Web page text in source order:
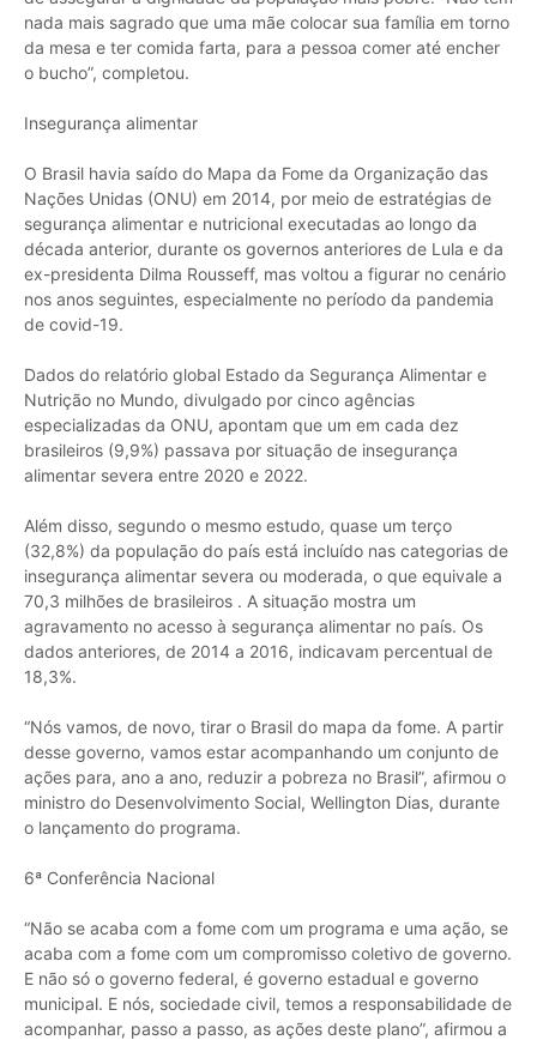
nada mais sagrado que uma mãe colocar sua família em torno
da mesa e ter comida farta, para a pessoa comer até encher
o bucho”, completou.
Insegurança alimentar
O Brasil havia saído do Mapa da Fome da Organização das
Nações Unidas (ONU) em 2014, por meio de estratégias de
segurança alimentar e nutricional executadas ao longo da
década anterior, durante os governos anteriores de Lula e da
ex-presidenta Dilma Rousseff, mas voltou a figurar no cenário
nos anos seguintes, especialmente no período da pandemia
de covid-19.
Dados do relatório global Estado da Segurança Alimentar e
Nutrição no Mundo, divulgado por cinco agências
especializadas da ONU, apontam que um em cada dez
brasileiros (9,9%) passava por situação de insegurança
alimentar severa entre 2020 e 2022.
Além disso, segundo o mesmo estudo, quase um terço
(32,8%) da população do país está incluído nas categorias de
insegurança alimentar severa ou moderada, o que equivale a
70,3 milhões de brasileiros . A situação mostra um
agravamento no acesso à segurança alimentar no país. Os
dados anteriores, de 2014 a 2016, indicavam percentual de
18,3%.
“Nós vamos, de novo, tirar o Brasil do mapa da fome. A partir
desse governo, vamos estar acompanhando um conjunto de
ações para, ano a ano, reduzir a pobreza no Brasil”, afirmou o
ministro do Desenvolvimento Social, Wellington Dias, durante
o lançamento do programa.
6ª Conferência Nacional
“Não se acaba com a fome com um programa e uma ação, se
acaba com a fome com um compromisso coletivo de governo.
E não só o governo federal, é governo estadual e governo
municipal. E nós, sociedade civil, temos a responsabilidade de
acompanhar, passo a passo, as ações deste plano”, afirmou a